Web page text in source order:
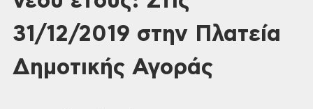
31/12/2019 στην Πλατεία
Δημοτικής Αγοράς